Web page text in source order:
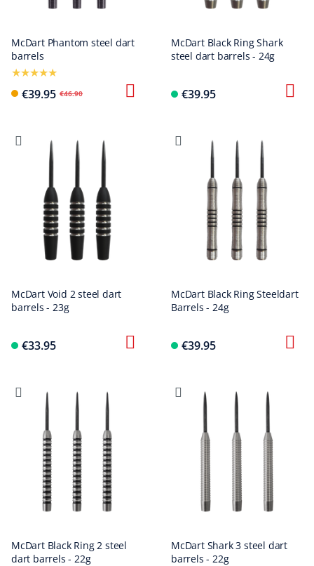
McDart Phantom steel dart
barrels
€39.95 €46.90
McDart Black Ring Shark
steel dart barrels - 24g
€39.95
McDart Void 2 steel dart
barrels - 23g
€33.95
McDart Black Ring Steeldart
Barrels - 24g
€39.95
McDart Black Ring 2 steel
dart barrels - 22g
McDart Shark 3 steel dart
barrels - 22g